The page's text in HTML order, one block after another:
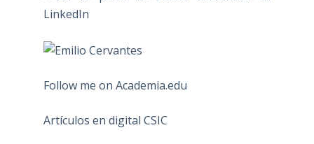
Follow me on Academia.edu
Artículos en digital CSIC